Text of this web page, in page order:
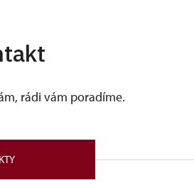
rádi vám poradíme.